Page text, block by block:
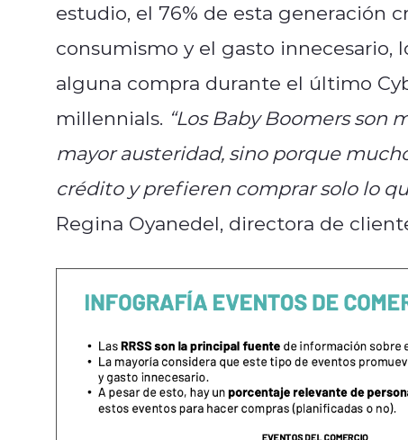
estudio, el 76% de esta generación
consumismo y el gasto innecesario,
alguna compra durante el último
millennials. “Los Baby Boomers son
mayor austeridad, sino porque
crédito y prefieren comprar solo lo
Regina Oyanedel, directora de